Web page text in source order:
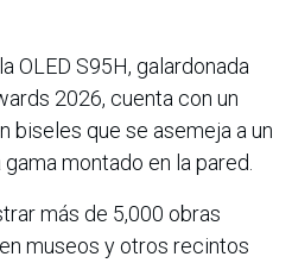
OLED S95H, galardonada
2026, cuenta con un
biseles que se asemeja a un
montado en la pared.
más de 5,000 obras
museos y otros recintos